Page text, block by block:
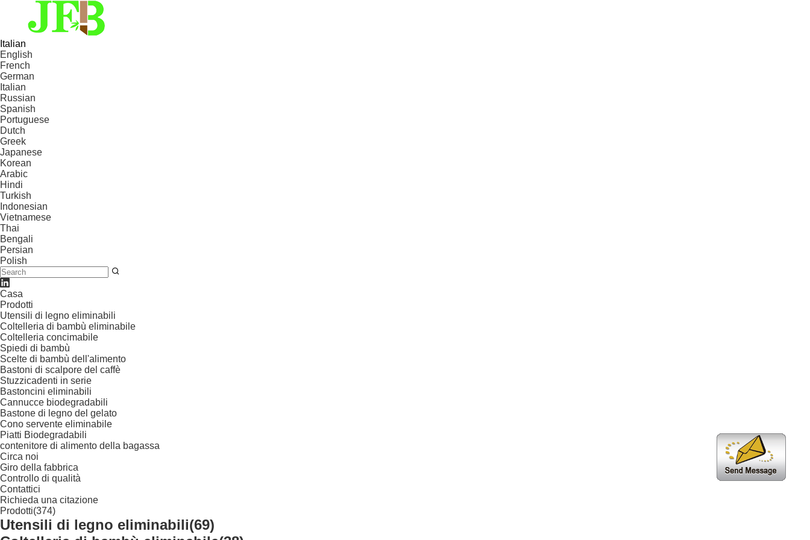
Italian
English
French
German
Italian
Russian
Spanish
Portuguese
Dutch
Greek
Japanese
Korean
Arabic
Hindi
Turkish
Indonesian
Vietnamese
Thai
Bengali
Persian
Polish
Casa
Prodotti
Utensili di legno eliminabili
Coltelleria di bambù eliminabile
Coltelleria concimabile
Spiedi di bambù
Scelte di bambù dell'alimento
Bastoni di scalpore del caffè
Stuzzicadenti in serie
Bastoncini eliminabili
Cannucce biodegradabili
Bastone di legno del gelato
Cono servente eliminabile
Piatti Biodegradabili
contenitore di alimento della bagassa
Circa noi
Giro della fabbrica
Controllo di qualità
Contattici
Richieda una citazione
Prodotti(374)
Utensili di legno eliminabili(69)